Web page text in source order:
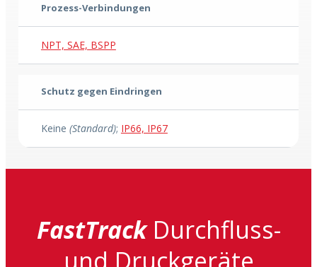
Prozess-Verbindungen
NPT, SAE, BSPP
Schutz gegen Eindringen
Keine (Standard); IP66, IP67
FastTrackDurchfluss-
und Druckgeräte